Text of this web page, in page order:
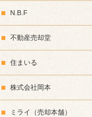
N.B.F
不動産売却堂
住まいる
株式会社岡本
ミライ（売却本舗）